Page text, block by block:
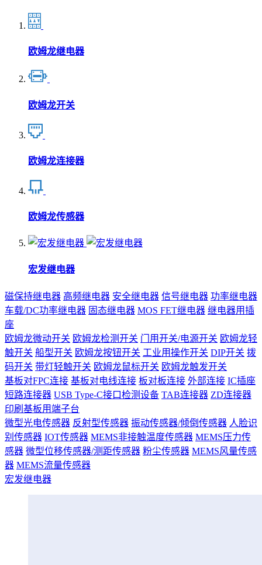
欧姆龙继电器
欧姆龙开关
欧姆龙连接器
欧姆龙传感器
宏发继电器
磁保持继电器 高频继电器 安全继电器 信号继电器 功率继电器
车载/DC功率继电器 固态继电器 MOS FET继电器 继电器用插
座
欧姆龙微动开关 欧姆龙检测开关 门用开关/电源开关 欧姆龙轻
触开关 船型开关 欧姆龙按钮开关 工业用操作开关 DIP开关 拨
码开关 带灯轻触开关 欧姆龙鼠标开关 欧姆龙触发开关
基板对FPC连接 基板对电线连接 板对板连接 外部连接 IC插座
短路连接器 USB Type-C接口检测设备 TAB连接器 ZD连接器
印刷基板用端子台
微型光电传感器 反射型传感器 振动传感器/倾倒传感器 人脸识
别传感器 IOT传感器 MEMS非接触温度传感器 MEMS压力传
感器 微型位移传感器/测距传感器 粉尘传感器 MEMS风量传感
器 MEMS流量传感器
宏发继电器